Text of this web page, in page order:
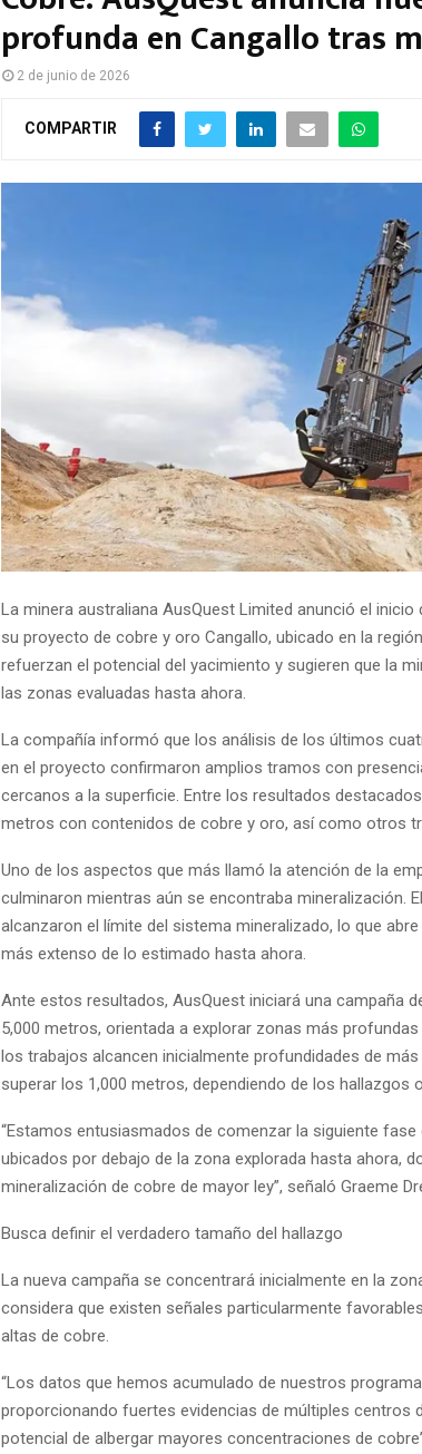
profunda en Cangallo tras
2 de junio de 2026
COMPARTIR
La minera australiana AusQuest Limited anunció el
su proyecto de cobre y oro Cangallo, ubicado en la
refuerzan el potencial del yacimiento y sugieren que la
las zonas evaluadas hasta ahora.
La compañía informó que los análisis de los últimos
en el proyecto confirmaron amplios tramos con
cercanos a la superficie. Entre los resultados
metros con contenidos de cobre y oro, así como otros
Uno de los aspectos que más llamó la atención de la
culminaron mientras aún se encontraba mineralización.
alcanzaron el límite del sistema mineralizado, lo que
más extenso de lo estimado hasta ahora.
Ante estos resultados, AusQuest iniciará una campaña
5,000 metros, orientada a explorar zonas más
los trabajos alcancen inicialmente profundidades de
superar los 1,000 metros, dependiendo de los hallazgos
“Estamos entusiasmados de comenzar la siguiente
ubicados por debajo de la zona explorada hasta ahora,
mineralización de cobre de mayor ley”, señaló Graeme
Busca definir el verdadero tamaño del hallazgo
La nueva campaña se concentrará inicialmente en la
considera que existen señales particularmente
altas de cobre.
“Los datos que hemos acumulado de nuestros
proporcionando fuertes evidencias de múltiples centros
potencial de albergar mayores concentraciones de